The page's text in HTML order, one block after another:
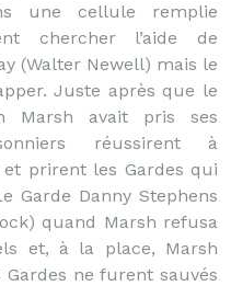
une cellule remplie
chercher l’aide de
(Walter Newell) mais le
Juste après que le
Marsh avait pris ses
réussirent à
prirent les Gardes qui
Garde Danny Stephens
quand Marsh refusa
et, à la place, Marsh
ne furent sauvés